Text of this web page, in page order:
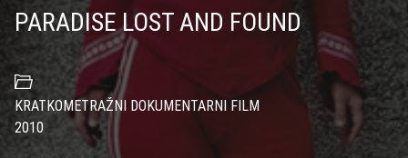
PARADISE LOST AND FOUND
KRATKOMETRAŽNI DOKUMENTARNI FILM
2010